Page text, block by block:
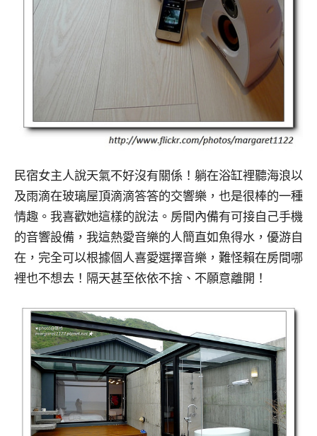
民宿女主人說天氣不好沒有關係！躺在浴缸裡聽海浪以
及雨滴在玻璃屋頂滴滴答答的交響樂，也是很棒的一種
情趣。我喜歡她這樣的說法。房間內備有可接自己手機
的音響設備，我這熱愛音樂的人簡直如魚得水，優游自
在，完全可以根據個人喜愛選擇音樂，難怪賴在房間哪
裡也不想去！隔天甚至依依不捨、不願意離開！